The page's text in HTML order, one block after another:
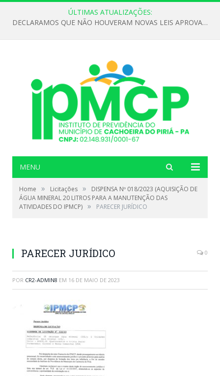
ÚLTIMAS ATUALIZAÇÕES:
DECLARAMOS QUE NÃO HOUVERAM NOVAS LEIS APROVADAS ATÉ O MOMENTO PARA O INSTITUTO DE PREVIDÊNCIA NO ANO DE 2026
MENU
Home » Licitações »
DISPENSA Nº 018/2023 (AQUISIÇÃO DE
ÁGUA MINERAL 20 LITROS PARA A MANUTENÇÃO DAS
ATIVIDADES DO IPMCP) » PARECER JURÍDICO
PARECER JURÍDICO 0
POR CR2-ADMIN8 EM 16 DE MAIO DE 2023